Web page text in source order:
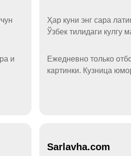
и
Ҳар куни энг сара
Ўзбек тилидаги кулгу
Ежедневно только
картинки. Кузница
Sarlavha.com